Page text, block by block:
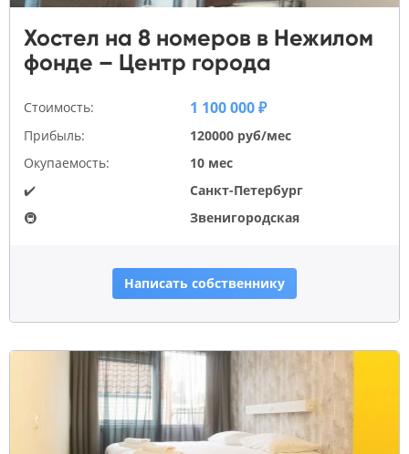
Хостел на 8 номеров в Нежилом
фонде – Центр города
Стоимость: 1 100 000 ₽
Прибыль:
120000 руб/мес
Окупаемость:
10 мес
✔️
Санкт-Петербург
🚇
Звенигородская
Написать собственнику